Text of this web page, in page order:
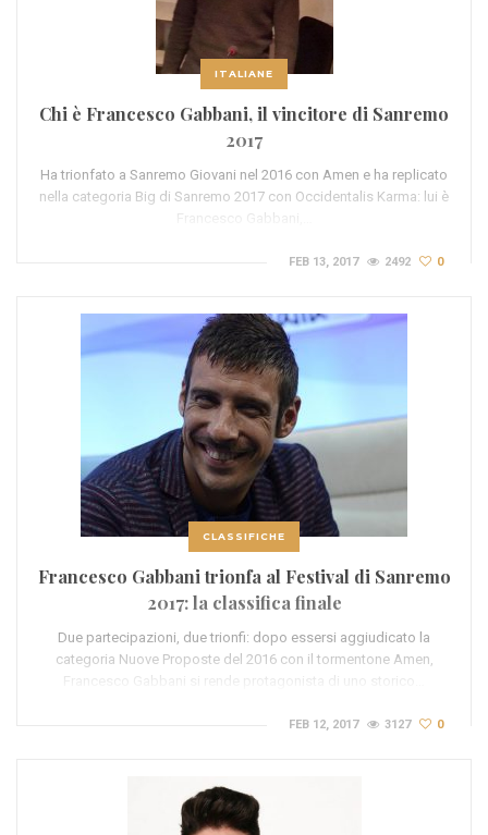
ITALIANE
Chi è Francesco Gabbani, il vincitore di Sanremo
2017
Ha trionfato a Sanremo Giovani nel 2016 con Amen e ha replicato
nella categoria Big di Sanremo 2017 con Occidentalis Karma: lui è
Francesco Gabbani,…
FEB 13, 2017 2492 0
CLASSIFICHE
Francesco Gabbani trionfa al Festival di Sanremo
2017: la classifica finale
Due partecipazioni, due trionfi: dopo essersi aggiudicato la
categoria Nuove Proposte del 2016 con il tormentone Amen,
Francesco Gabbani si rende protagonista di uno storico…
FEB 12, 2017 3127 0